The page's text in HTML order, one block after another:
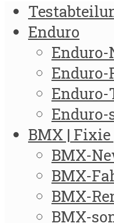
Enduro
Enduro-
Enduro-
Enduro-
Enduro-
BMX | Fixie
BMX-
BMX-
BMX-
BMX-